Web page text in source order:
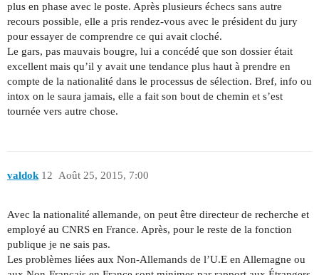
plus en phase avec le poste. Après plusieurs échecs sans autre
recours possible, elle a pris rendez-vous avec le président du jury
pour essayer de comprendre ce qui avait cloché.
Le gars, pas mauvais bougre, lui a concédé que son dossier était
excellent mais qu’il y avait une tendance plus haut à prendre en
compte de la nationalité dans le processus de sélection. Bref, info ou
intox on le saura jamais, elle a fait son bout de chemin et s’est
tournée vers autre chose.
valdok Août 25, 2015, 7:00
12
Avec la nationalité allemande, on peut être directeur de recherche et
employé au CNRS en France. Après, pour le reste de la fonction
publique je ne sais pas.
Les problèmes liées aux Non-Allemands de l’U.E en Allemagne ou